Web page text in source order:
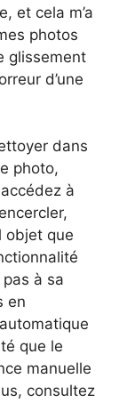
et cela m’a
photos
glissement
d’une
dans
photo,
à
objet que
à sa
en
que le
manuelle
consultez